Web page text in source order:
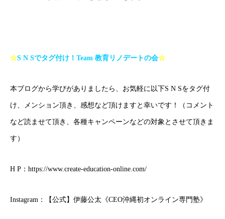
☆S N Sでタグ付け！ Team 教育リノデートの会☆
本ブログから学びがありましたら、お気軽に以下S N Sをタグ付
け、メンション頂き、感想など頂けますと幸いです！（コメント
など読ませて頂き、各種キャンペーンなどの対象とさせて頂きま
す）
H P： https://www.create-education-online.com/
Instagram： 【公式】伊藤公太《CEO沖縄初オンライン専門塾》